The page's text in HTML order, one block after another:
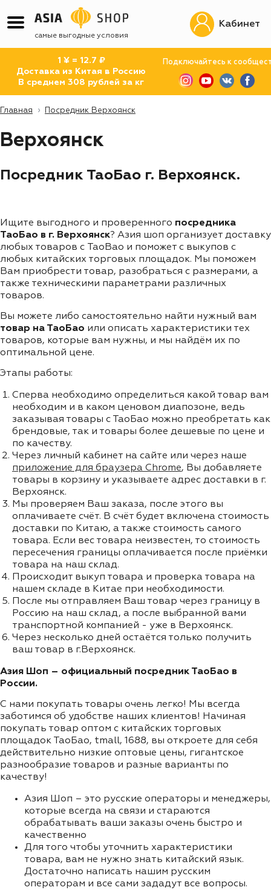
самые выгодные условия
1 ¥ = 12.7 ₽
Доставка из Китая в Россию
В среднем 308 рублей за кг
Подключайтесь к
Кабинет
Главная Посредник Верхоянск
Верхоянск
Посредник ТаоБао г. Верхоянск.
Ищите выгодного и проверенного посредника
ТаоБао в г. Верхоянск? Азия шоп организует доставку
любых товаров с TaoBao и поможет с выкупов с
любых китайских торговых площадок. Мы поможем
Вам приобрести товар, разобраться с размерами, а
также техническими параметрами различных
товаров.
Вы можете либо самостоятельно найти нужный вам
товар на ТаоБао или описать характеристики тех
товаров, которые вам нужны, и мы найдём их по
оптимальной цене.
Этапы работы:
Сперва необходимо определиться какой товар вам
необходим и в каком ценовом диапозоне, ведь
заказывая товары с ТаоБао можно преобретать как
брендовые, так и товары более дешевые по цене и
по качеству.
Через личный кабинет на сайте или через наше
приложение для браузера Chrome, Вы добавляете
товары в корзину и указываете адрес доставки в г.
Верхоянск.
Мы проверяем Ваш заказа, после этого вы
оплачиваете счёт. В счёт будет включена стоимость
доставки по Китаю, а также стоимость самого
товара. Если вес товара неизвестен, то стоимость
пересечения границы оплачивается после приёмки
товара на наш склад.
Происходит выкуп товара и проверка товара на
нашем складе в Китае при необходимости.
После мы отправляем Ваш товар через границу в
Россию на наш склад, а после выбранной вами
транспортной компанией - уже в Верхоянск.
Через несколько дней остаётся только получить
ваш товар в г.Верхоянск.
Азия Шоп – официальный посредник ТаоБао в
России.
С нами покупать товары очень легко! Мы всегда
заботимся об удобстве наших клиентов! Начиная
покупать товар оптом с китайских торговых
площадок ТаоБао, tmall, 1688, вы откроете для себя
действительно низкие оптовые цены, гигантское
разнообразие товаров и разные варианты по
качеству!
Азия Шоп – это русские операторы и менеджеры,
которые всегда на связи и стараются
обрабатывать ваши заказы очень быстро и
качественно
Для того чтобы уточнить характеристики
товара, вам не нужно знать китайский язык.
Достаточно написать нашим русским
операторам и все сами зададут все вопросы.